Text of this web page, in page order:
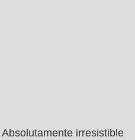
Absolutamente irresistible